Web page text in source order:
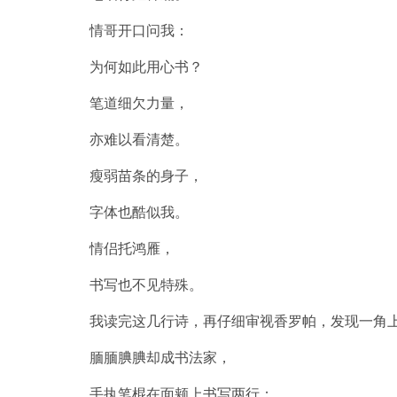
情哥开口问我：
为何如此用心书？
笔道细欠力量，
亦难以看清楚。
瘦弱苗条的身子，
字体也酷似我。
情侣托鸿雁，
书写也不见特殊。
我读完这几行诗，再仔细审视香罗帕，发现一角
腼腼腆腆却成书法家，
手执笔棍在面颊上书写两行；